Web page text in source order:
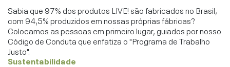
Sabia que 97% dos produtos LIVE! são fabricados no Brasil,
com 94,5% produzidos em nossas próprias fábricas?
Colocamos as pessoas em primeiro lugar, guiados por nosso
Código de Conduta que enfatiza o "Programa de Trabalho
Justo".
Sustentabilidade